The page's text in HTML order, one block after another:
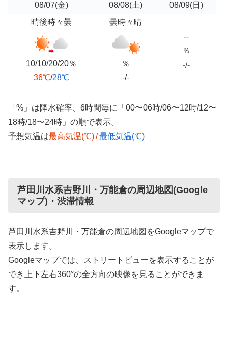
08/07(金) 08/08(土) 08/09(日)
晴後時々曇
10/10/20/20％
36℃/28℃
曇時々晴
％
-/-
--
％
-/-
「%」は降水確率、6時間毎に「00〜06時/06〜12時/12〜
18時/18〜24時」の順で表示。
予想気温は最高気温(℃)/最低気温(℃)
芦田川水系吉野川・万能倉の周辺地図(Google
マップ)・渋滞情報
芦田川水系吉野川・万能倉の周辺地図をGoogleマップで
表示します。
Googleマップでは、ストリートビューを表示することが
でき上下左右360°の全方向の映像を見ることができま
す。